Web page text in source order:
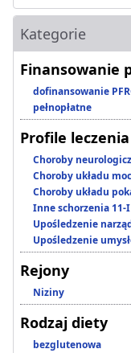
Kategorie
Finansowanie
dofinansowanie
pełnopłatne
Profile leczenia
Choroby
Choroby układu
Choroby układu
Inne schorzenia 11-I
Upośledzenie
Upośledzenie
Rejony
Niziny
Rodzaj diety
bezglutenowa